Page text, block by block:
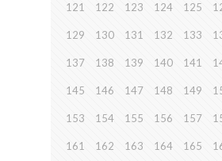
121 122 123 124 125
129 130 131 132 133
137 138 139 140 141
145 146 147 148 149
153 154 155 156 157
161 162 163 164 165